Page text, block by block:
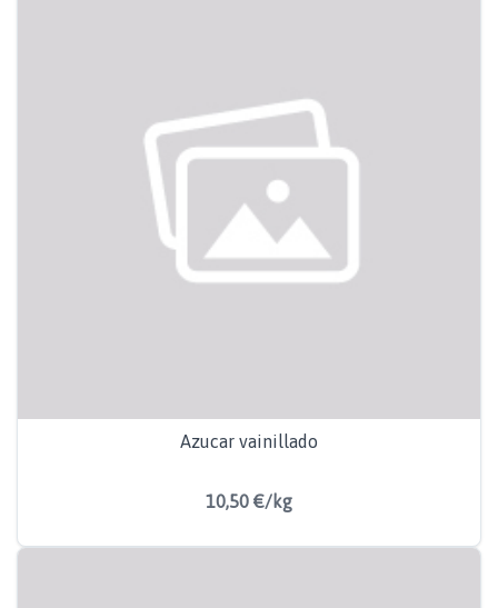
Azucar vainillado
10,50 €/kg